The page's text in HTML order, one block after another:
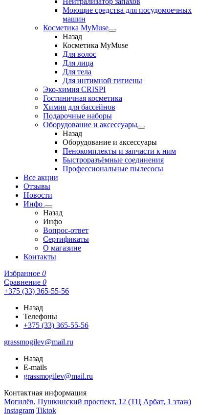
Моющие средства для посудомоечных
машин
Косметика MyMuse
Назад
Косметика MyMuse
Для волос
Для лица
Для тела
Для интимной гигиены
Эко-химия CRISPI
Гостиничная косметика
Химия для бассейнов
Подарочные наборы
Оборудование и аксессуары
Назад
Оборудование и аксессуары
Пенокомплекты и запчасти к ним
Быстроразъёмные соединения
Профессиональные пылесосы
Все акции
Отзывы
Новости
Инфо
Назад
Инфо
Вопрос-ответ
Сертификаты
О магазине
Контакты
Избранное 0
Сравнение 0
+375 (33) 365-55-56
Назад
Телефоны
+375 (33) 365-55-56
grassmogilev@mail.ru
Назад
E-mails
grassmogilev@mail.ru
Контактная информация
Могилёв, Пушкинский проспект, 12 (ТЦ Арбат, 1 этаж)
Instagram Tiktok